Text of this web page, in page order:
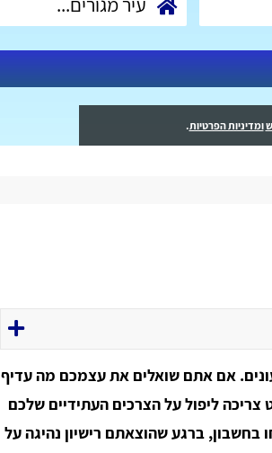
ומדיניות הפרטיות.
אם אתם שואלים את עצמכם מה עדיף
צריכה ליפול על הצרכים העתידיים שלכם
בחשבון, ברגע שהוצאתם רישיון נהיגה על